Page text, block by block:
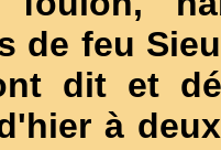
de feu
dit et
à